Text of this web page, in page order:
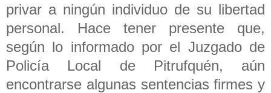
privar a ningún individuo de su libertad
personal. Hace tener presente que,
según lo informado por el Juzgado de
Policía Local de Pitrufquén, aún
encontrarse algunas sentencias firmes y